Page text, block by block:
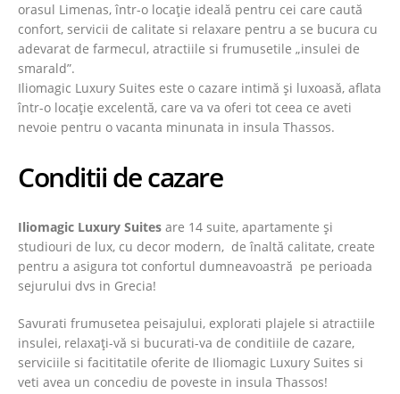
orasul Limenas, într-o locație ideală pentru cei care caută
confort, servicii de calitate si relaxare pentru a se bucura cu
adevarat de farmecul, atractiile si frumusetile „insulei de
smarald”.
Iliomagic Luxury Suites este o cazare intimă și luxoasă, aflata
într-o locație excelentă, care va va oferi tot ceea ce aveti
nevoie pentru o vacanta minunata in insula Thassos.
Conditii de cazare
Iliomagic Luxury Suites are 14 suite, apartamente și
studiouri de lux, cu decor modern, de înaltă calitate, create
pentru a asigura tot confortul dumneavoastră pe perioada
sejurului dvs in Grecia!
Savurati frumusetea peisajului, explorati plajele si atractiile
insulei, relaxați-vă si bucurati-va de conditiile de cazare,
serviciile si facititatile oferite de Iliomagic Luxury Suites si
veti avea un concediu de poveste in insula Thassos!